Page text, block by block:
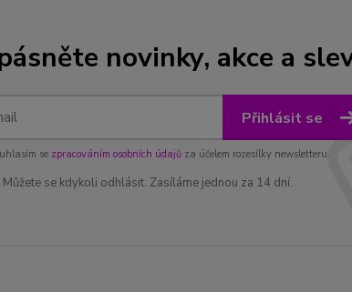
novinky, akce a
Přihlásit se
se zpracováním osobních údajůza účelem rozesílky newsletteru.
Můžete se kdykoli odhlásit. Zasíláme jednou za 14 dní.